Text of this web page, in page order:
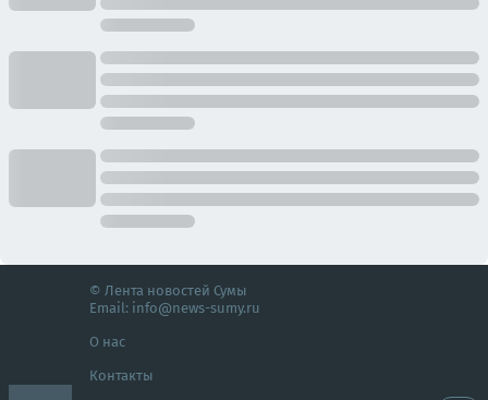
© Лента новостей Сумы
Email: info@news-sumy.ru
О нас
Контакты